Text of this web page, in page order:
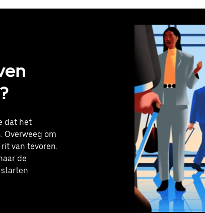
dat het
Overweeg om
van tevoren.
de